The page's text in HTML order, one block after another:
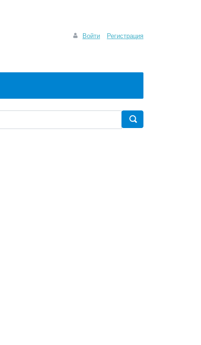
Войти Регистрация